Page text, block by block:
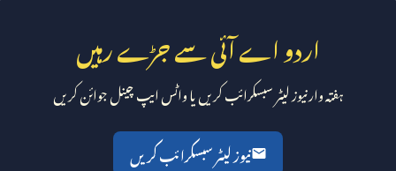
اردو اے آئی سے جڑے رہیں
ہفتہ وار نیوز لیٹر سبسکرائب کریں یا واٹس ایپ چینل جوائن کریں
نیوز لیٹر سبسکرائب کریں